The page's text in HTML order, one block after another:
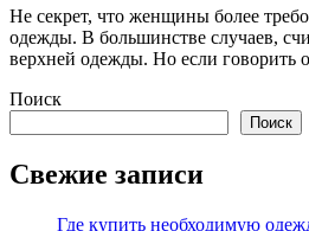
Не секрет, что женщины более
одежды. В большинстве случаев,
верхней одежды. Но если
Поиск
Поиск
Свежие записи
Где купить необходимую